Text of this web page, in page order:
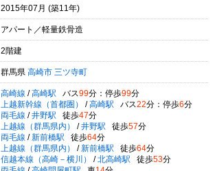
2015年07月 (築11年)
アパート／軽量鉄骨造
2階建
群馬県 高崎市 三ツ寺町
高崎線 / 高崎駅 バス99分：停歩99分
上越新幹線（首都圏）
/ 高崎駅 バス22分：停歩6分
両毛線 / 井野駅 徒歩47分
上越線（群馬県内）
/ 井野駅 徒歩57分
両毛線 / 新前橋駅 徒歩64分
上越線（群馬県内）
/ 新前橋駅 徒歩64分
信越本線（高崎－横川）
/ 北高崎駅 徒歩53分